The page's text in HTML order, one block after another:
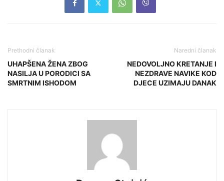
Prethodni članak
UHAPŠENA ŽENA ZBOG
NASILJA U PORODICI SA
SMRTNIM ISHODOM
Naredni članak
NEDOVOLJNO KRETANJE I
NEZDRAVE NAVIKE KOD
DJECE UZIMAJU DANAK